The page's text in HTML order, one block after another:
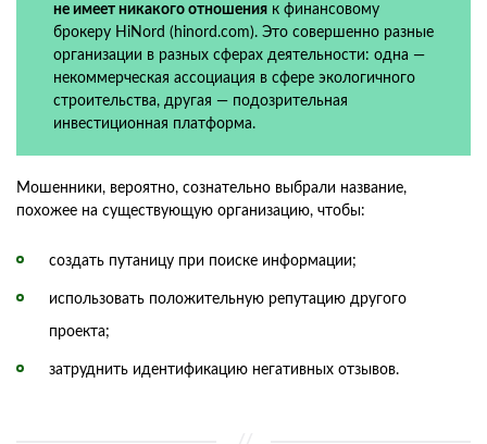
не имеет никакого отношенияк финансовому
брокеру HiNord (hinord.com). Это совершенно разные
организации в разных сферах деятельности: одна —
некоммерческая ассоциация в сфере экологичного
строительства, другая — подозрительная
инвестиционная платформа.
Мошенники, вероятно, сознательно выбрали название,
похожее на существующую организацию, чтобы:
создать путаницу при поиске информации;
использовать положительную репутацию другого
проекта;
затруднить идентификацию негативных отзывов.